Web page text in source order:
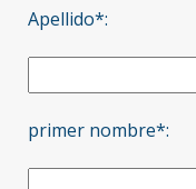
Apellido*:
primer nombre*: